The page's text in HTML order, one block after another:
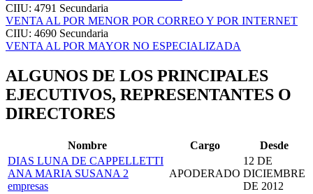
CIIU: 4791 Secundaria
VENTA AL POR MENOR POR CORREO Y POR INTERNET
CIIU: 4690 Secundaria
VENTA AL POR MAYOR NO ESPECIALIZADA
ALGUNOS DE LOS PRINCIPALES
EJECUTIVOS, REPRESENTANTES O
DIRECTORES
Nombre Cargo
Desde
DIAS LUNA DE CAPPELLETTI
ANA MARIA SUSANA 2
empresas
APODERADO
12 DE
DICIEMBRE
DE 2012